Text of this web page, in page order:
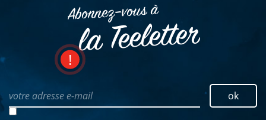
Abonnez–vous à
la Teeletter
votre adresse e-mail ok